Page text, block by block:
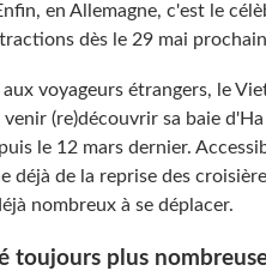
en Allemagne, c'est le
dès le 29 mai
voyageurs étrangers, le
(re)découvrir sa baie d'Ha
le 12 mars dernier.
déjà de la reprise des
nombreux à se déplacer.
toujours plus